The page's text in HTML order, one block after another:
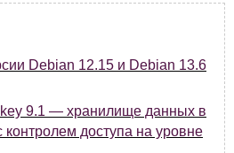
Debian 12.15 и Debian 13.6
9.1 — хранилище данных в
доступа на уровне